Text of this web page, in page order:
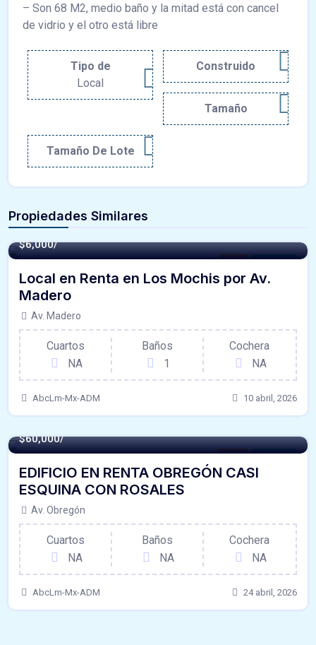
– ⁠Son 68 M2, medio baño y la mitad está con cancel
de vidrio y el otro está libre
Tipo de
Local
Construido
Tamaño
Tamaño De Lote
Propiedades Similares
Local For Renta
$6,000/
Local en Renta en Los Mochis por Av.
Madero
Av. Madero
Cuartos
NA
Baños
1
Cochera
NA
AbcLm-Mx-ADM 10 abril, 2026
Local For Renta
$60,000/
EDIFICIO EN RENTA OBREGÓN CASI
ESQUINA CON ROSALES
Av. Obregón
Cuartos
NA
Baños
NA
Cochera
NA
AbcLm-Mx-ADM 24 abril, 2026